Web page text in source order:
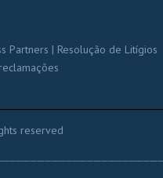
Partners | Resolução de Litígios
reserved